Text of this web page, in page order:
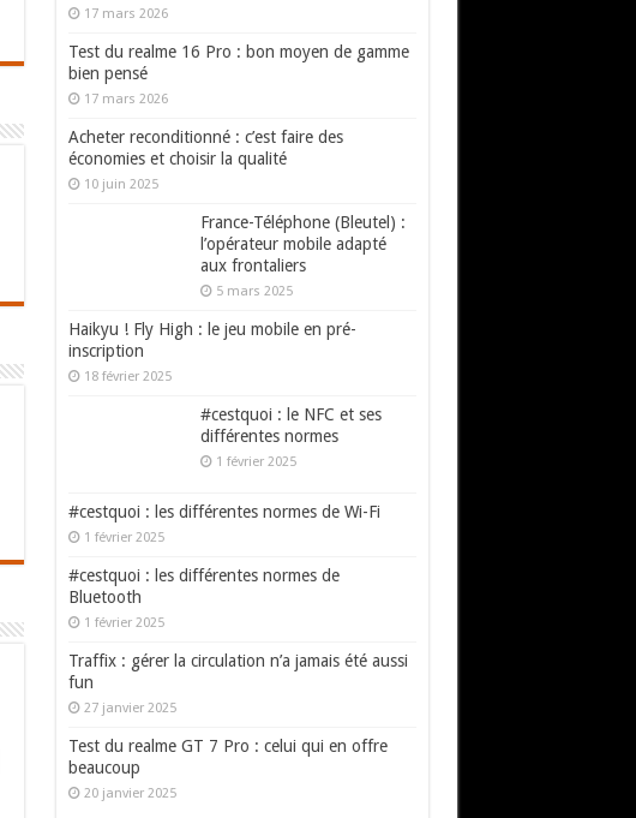
17 mars 2026
Test du realme 16 Pro : bon moyen de gamme
bien pensé
17 mars 2026
Acheter reconditionné : c’est faire des
économies et choisir la qualité
10 juin 2025
France-Téléphone (Bleutel) :
l’opérateur mobile adapté
aux frontaliers
5 mars 2025
Haikyu ! Fly High : le jeu mobile en pré-
inscription
18 février 2025
#cestquoi : le NFC et ses
différentes normes
1 février 2025
#cestquoi : les différentes normes de Wi-Fi
1 février 2025
#cestquoi : les différentes normes de
Bluetooth
1 février 2025
Traffix : gérer la circulation n’a jamais été aussi
fun
27 janvier 2025
Test du realme GT 7 Pro : celui qui en offre
beaucoup
20 janvier 2025